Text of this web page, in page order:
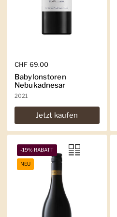
Regulärer Preis
CHF 69.00
Babylonstoren
Nebukadnesar
2021
Jetzt kaufen
-19% RABATT
NEU